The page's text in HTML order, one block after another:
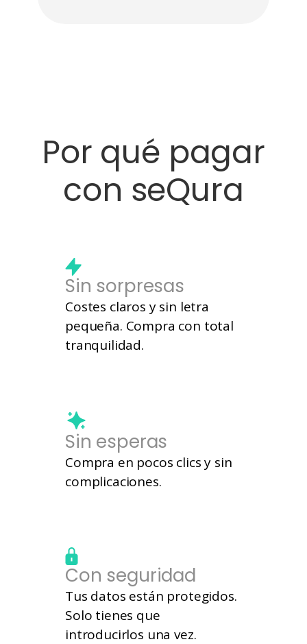
Por qué pagar
con seQura
Sin sorpresas
Costes claros y sin letra
pequeña. Compra con total
tranquilidad.
Sin esperas
Compra en pocos clics y sin
complicaciones.
Con seguridad
Tus datos están protegidos.
Solo tienes que
introducirlos una vez.